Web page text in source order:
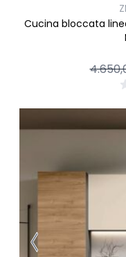
Cucina bloccata